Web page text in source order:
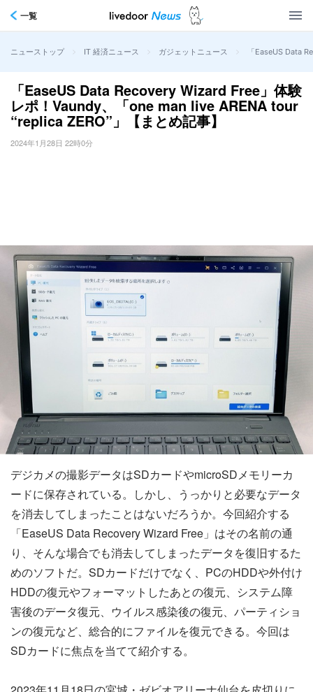
一覧
ニューストップ > IT 経済ニュース > ガジェットニュース > 「EaseUS Data
「EaseUS Data Recovery Wizard Free」体験
レポ！Vaundy、「one man live ARENA tour
“replica ZERO”」【まとめ記事】
2024年1月28日 22時0分
デジカメの撮影データはSDカードやmicroSDメモリーカ
ードに保存されている。しかし、うっかりと必要なデータ
を消去してしまったことはないだろうか。今回紹介する
「EaseUS Data Recovery Wizard Free」はその名前の通
り、そんな場合でも消去してしまったデータを復旧するた
めのソフトだ。SDカードだけでなく、PCのHDDや外付け
HDDの復元やフォーマットしたあとの復元、システム障
害後のデータ復元、ウイルス感染後の復元、パーティショ
ンの復元など、総合的にファイルを復元できる。今回は
SDカードに焦点を当てて紹介する。